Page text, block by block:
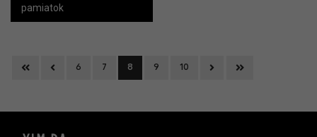
pamiatok
First Previous
6 7 8 9 10 Last